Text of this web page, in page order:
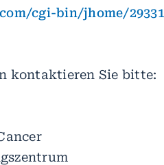
cgi-bin/jhome/29331
kontaktieren Sie bitte: